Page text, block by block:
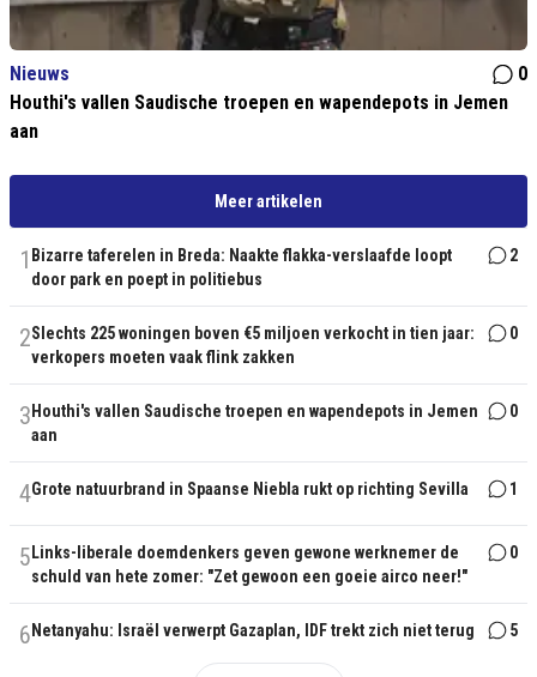
Nieuws
0
Houthi's vallen Saudische troepen en wapendepots in Jemen
aan
Meer artikelen
1 Bizarre taferelen in Breda: Naakte flakka-verslaafde loopt
door park en poept in politiebus
2
2Slechts 225 woningen boven €5 miljoen verkocht in tien jaar:
verkopers moeten vaak flink zakken
0
3 Houthi's vallen Saudische troepen en wapendepots in Jemen
aan
0
4Grote natuurbrand in Spaanse Niebla rukt op richting Sevilla 1
5 Links-liberale doemdenkers geven gewone werknemer de
schuld van hete zomer: "Zet gewoon een goeie airco neer!"
0
6 Netanyahu: Israël verwerpt Gazaplan, IDF trekt zich niet terug 5